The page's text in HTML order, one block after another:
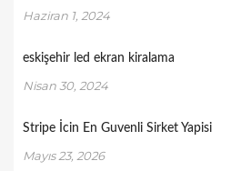
Haziran 1, 2024
eskişehir led ekran kiralama
Nisan 30, 2024
Stripe İcin En Guvenli Sirket Yapisi
Mayıs 23, 2026